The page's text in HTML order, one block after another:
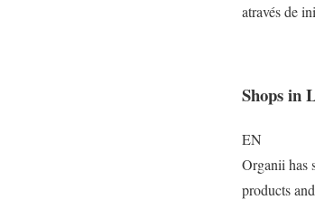
através de
Shops in
EN
Organii has
products